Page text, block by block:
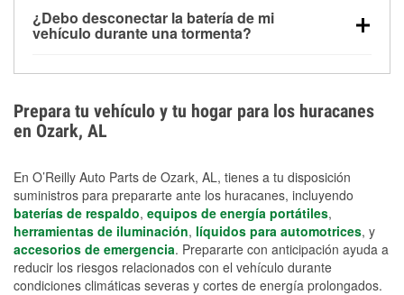
días después de la exposición.
para aplicaciones de ciclo profundo porque son
selladas, resistentes a las vibraciones y más
¿Debo desconectar la batería de mi
vehículo durante una tormenta?
los daños por inundación. Evitar el agua estancada y
preparar opciones de carga de respaldo son
medidas de protección más efectivas.
Prepara tu vehículo y tu hogar para los huracanes
en Ozark, AL
En O’Reilly Auto Parts de Ozark, AL, tienes a tu disposición
suministros para prepararte ante los huracanes, incluyendo
baterías de respaldo, equipos de energía portátiles,
herramientas de iluminación, líquidos para automotrices, y
accesorios de emergencia. Prepararte con anticipación ayuda a
reducir los riesgos relacionados con el vehículo durante
condiciones climáticas severas y cortes de energía prolongados.